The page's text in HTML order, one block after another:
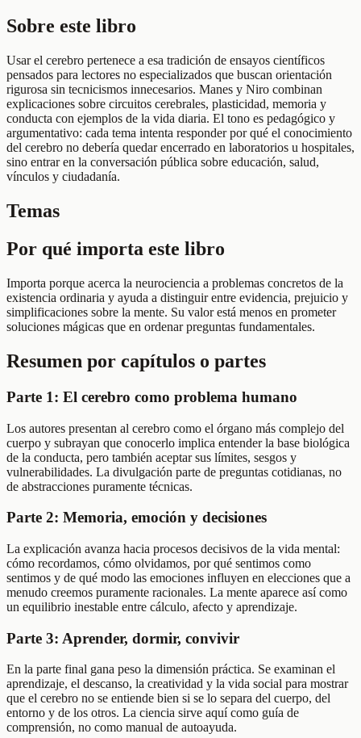
Sobre este libro
Usar el cerebro pertenece a esa tradición de ensayos científicos
pensados para lectores no especializados que buscan orientación
rigurosa sin tecnicismos innecesarios. Manes y Niro combinan
explicaciones sobre circuitos cerebrales, plasticidad, memoria y
conducta con ejemplos de la vida diaria. El tono es pedagógico y
argumentativo: cada tema intenta responder por qué el conocimiento
del cerebro no debería quedar encerrado en laboratorios u hospitales,
sino entrar en la conversación pública sobre educación, salud,
vínculos y ciudadanía.
Temas
Por qué importa este libro
Importa porque acerca la neurociencia a problemas concretos de la
existencia ordinaria y ayuda a distinguir entre evidencia, prejuicio y
simplificaciones sobre la mente. Su valor está menos en prometer
soluciones mágicas que en ordenar preguntas fundamentales.
Resumen por capítulos o partes
Parte 1: El cerebro como problema humano
Los autores presentan al cerebro como el órgano más complejo del
cuerpo y subrayan que conocerlo implica entender la base biológica
de la conducta, pero también aceptar sus límites, sesgos y
vulnerabilidades. La divulgación parte de preguntas cotidianas, no
de abstracciones puramente técnicas.
Parte 2: Memoria, emoción y decisiones
La explicación avanza hacia procesos decisivos de la vida mental:
cómo recordamos, cómo olvidamos, por qué sentimos como
sentimos y de qué modo las emociones influyen en elecciones que a
menudo creemos puramente racionales. La mente aparece así como
un equilibrio inestable entre cálculo, afecto y aprendizaje.
Parte 3: Aprender, dormir, convivir
En la parte final gana peso la dimensión práctica. Se examinan el
aprendizaje, el descanso, la creatividad y la vida social para mostrar
que el cerebro no se entiende bien si se lo separa del cuerpo, del
entorno y de los otros. La ciencia sirve aquí como guía de
comprensión, no como manual de autoayuda.